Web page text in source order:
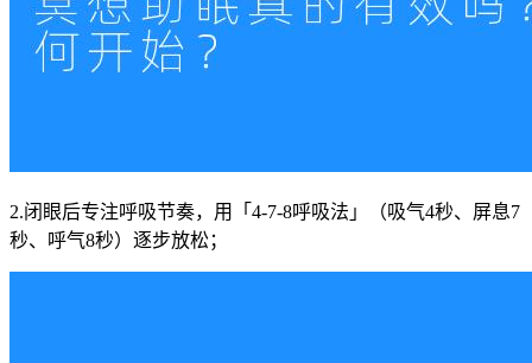
2.闭眼后专注呼吸节奏，用「4-7-8呼吸法」（吸气4秒、屏息7
秒、呼气8秒）逐步放松；